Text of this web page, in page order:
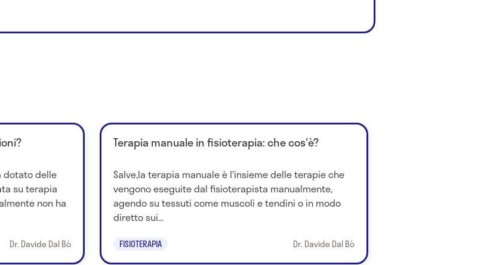
dotato delle
su terapia
non ha
Dr. Davide Dal Bò
Terapia manuale in fisioterapia: che cos'è?
Salve,la terapia manuale è l'insieme delle terapie che
vengono eseguite dal fisioterapista manualmente,
agendo su tessuti come muscoli e tendini o in modo
diretto sui...
FISIOTERAPIA Dr. Davide Dal Bò